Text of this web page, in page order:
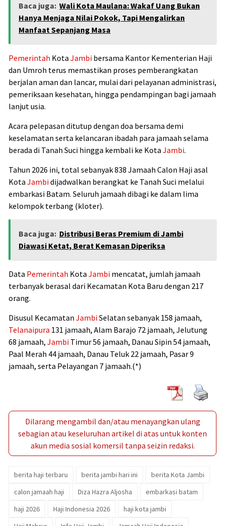
Baca juga: Wali Kota Maulana: Wakaf Uang Bukan
Hanya Menjaga Nilai Pokok, Tapi Mengalirkan
Manfaat Sepanjang Masa
Pemerintah Kota Jambi bersama Kantor Kementerian Haji
dan Umroh terus memastikan proses pemberangkatan
berjalan aman dan lancar, mulai dari pelayanan administrasi,
pemeriksaan kesehatan, hingga pendampingan bagi jamaah
lanjut usia.
Acara pelepasan ditutup dengan doa bersama demi
keselamatan serta kelancaran ibadah para jamaah selama
berada di Tanah Suci hingga kembali ke Kota Jambi.
Tahun 2026 ini, total sebanyak 838 Jamaah Calon Haji asal
Kota Jambidijadwalkan berangkat ke Tanah Suci melalui
embarkasi Batam. Seluruh jamaah dibagi ke dalam lima
kelompok terbang (kloter).
Baca juga: Distribusi Beras Premium di Jambi
Diawasi Ketat, Berat Kemasan Diperiksa
Data Pemerintah Kota Jambi mencatat, jumlah jamaah
terbanyak berasal dari Kecamatan Kota Baru dengan 217
orang.
Disusul Kecamatan JambiSelatan sebanyak 158 jamaah,
Telanaipura 131 jamaah, Alam Barajo 72 jamaah, Jelutung
68 jamaah, Jambi Timur 56 jamaah, Danau Sipin 54 jamaah,
Paal Merah 44 jamaah, Danau Teluk 22 jamaah, Pasar 9
jamaah, serta Pelayangan 7 jamaah.(*)
Dilarang mengambil dan/atau menayangkan ulang
sebagian atau keseluruhan artikel di atas untuk konten
akun media sosial komersil tanpa seizin redaksi.
berita haji terbaru berita jambi hari ini
berita Kota Jambi
calon jamaah haji
Diza Hazra Aljosha
embarkasi batam
haji 2026
Haji Indonesia 2026
haji kota jambi